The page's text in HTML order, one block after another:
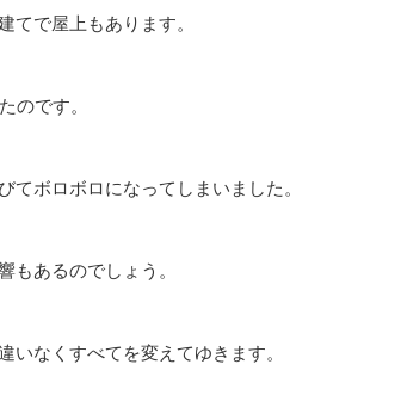
てで屋上もあります。
のです。
てボロボロになってしまいました。
もあるのでしょう。
いなくすべてを変えてゆきます。